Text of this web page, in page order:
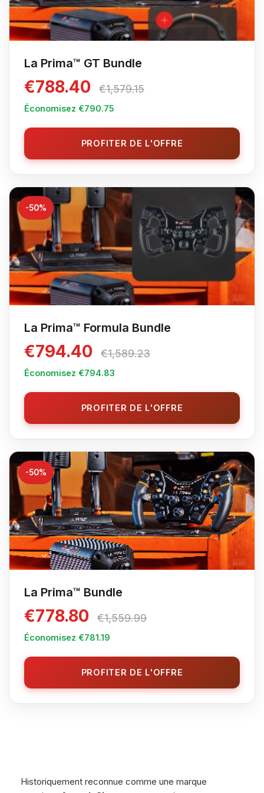
La Prima™ GT Bundle
€788.40 €1,579.15
Économisez €790.75
PROFITER DE L'OFFRE
-50%
La Prima™ Formula Bundle
€794.40 €1,589.23
Économisez €794.83
PROFITER DE L'OFFRE
-50%
La Prima™ Bundle
€778.80 €1,559.99
Économisez €781.19
PROFITER DE L'OFFRE
Historiquement reconnue comme une marque